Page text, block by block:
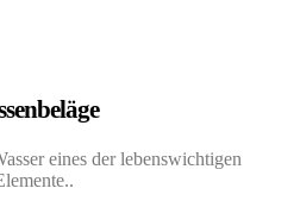
eines der lebenswichtigen